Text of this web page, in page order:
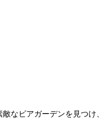
なビアガーデンを見つけ、